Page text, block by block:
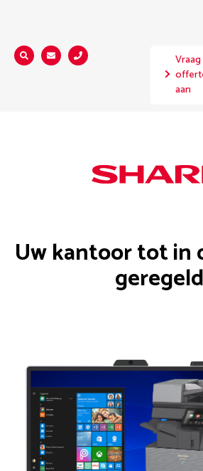
Zoeken...
Vraag
aan
Uw kantoor tot in
geregeld